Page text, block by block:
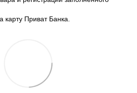
карту Приват Банка.